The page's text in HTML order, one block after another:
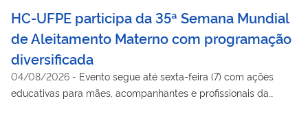
HC-UFPE participa da 35ª Semana Mundial
de Aleitamento Materno com programação
diversificada
04/08/2026 - Evento segue até sexta-feira (7) com ações
educativas para mães, acompanhantes e profissionais da